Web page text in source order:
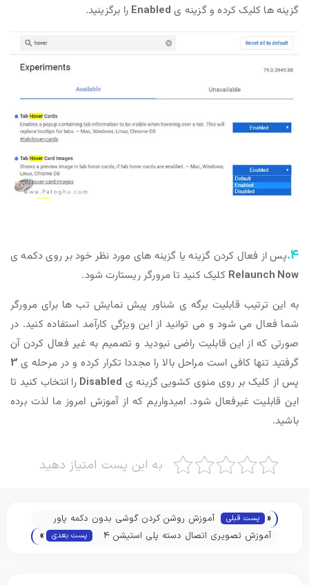
گزینه ها کلیک کرده و گزینه ی Enabled را برگزینید.
4. پس از فعال کردن گزینه یا گزینه های مورد نظر خود بر روی دکمه ی
Relaunch Now کلیک کنید تا مرورگر ریستارت شود.
به این ترتیب قابلیت برگه ی شناور پیش نمایش تب ها برای مرورگر
شما فعال می شود و می توانید از این ویژگی کارآمد استفاده کنید. در
صورتی که از این قابلیت راضی نبودید و تصمیم به غیر فعال کردن آن
گرفتید تنها کافی است مراحل بالا را مجددا تکرار کرده و در مرحله ی 3
پس از کلیک بر روی منوی کشویی گزینه ی Disabled را انتخاب کنید تا
این قابلیت غیرفعال شود. امیدواریم که از آموزش امروز ما لذت برده
باشید.
به این پست امتیاز دهید
« پست قبلی
آموزش روشن كردن گوشی بدون دكمه پاور
آموزش تصویری اتصال دسته پلی استیشن 4
پست بعدی »